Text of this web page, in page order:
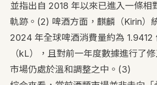
並指出自 2018 年以來已進入一條相
軌跡。 (2) 啤酒方面，麒麟（Kirin）
2024 年全球啤酒消費量約為 1.9412
（kL），且對前一年度數據進行了
市場仍處於溫和調整之中。 (3)